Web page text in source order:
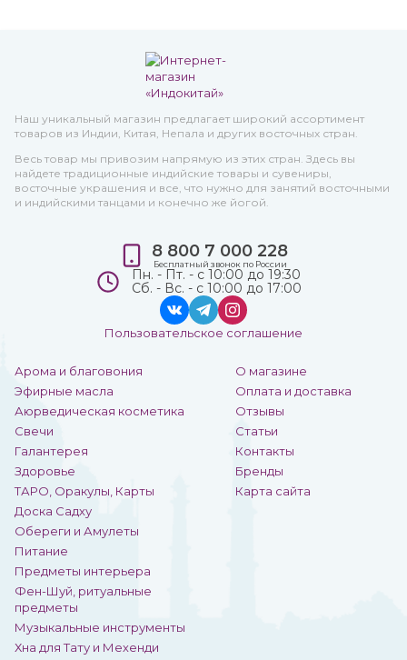
Наш уникальный магазин предлагает широкий ассортимент
товаров из Индии, Китая, Непала и других восточных стран.
Весь товар мы привозим напрямую из этих стран. Здесь вы
найдете традиционные индийские товары и сувениры,
восточные украшения и все, что нужно для занятий восточными
и индийскими танцами и конечно же йогой.
Арома и благовония
Эфирные масла
Аюрведическая косметика
Свечи
Галантерея
Здоровье
ТАРО, Оракулы, Карты
Доска Садху
Обереги и Амулеты
Питание
Предметы интерьера
Фен-Шуй, ритуальные
предметы
Музыкальные инструменты
Хна для Тату и Мехенди
О магазине
Оплата и доставка
Отзывы
Статьи
Контакты
Бренды
Карта сайта
8 800 7 000 228
Бесплатный звонок по России
Пн. - Пт. - с 10:00 до 19:30
Сб. - Вс. - с 10:00 до 17:00
Пользовательское соглашение